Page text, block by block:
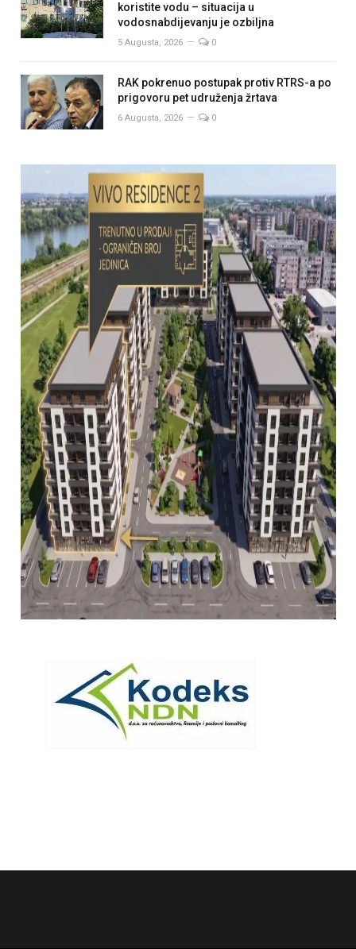
koristite vodu – situacija u
vodosnabdijevanju je ozbiljna
5 Augusta, 2026 0
RAK pokrenuo postupak protiv RTRS-a po
prigovoru pet udruženja žrtava
6 Augusta, 2026 0